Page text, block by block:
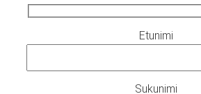
Etunimi
Sukunimi